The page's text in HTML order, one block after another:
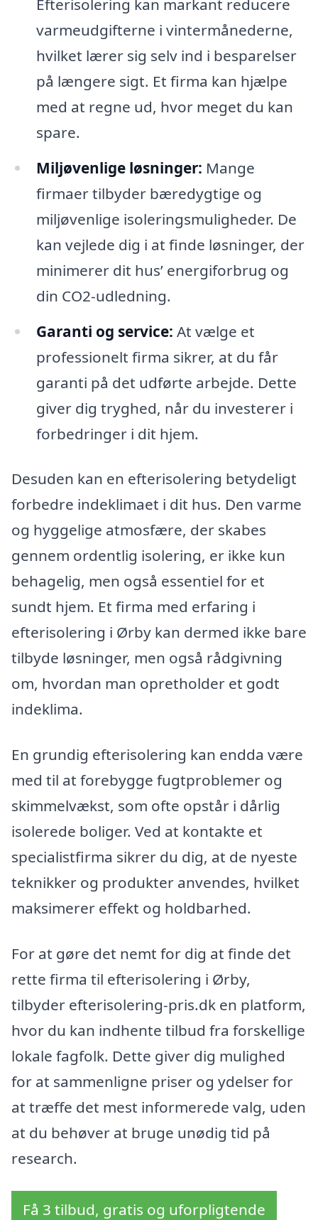
Efterisolering kan markant reducere
varmeudgifterne i vintermånederne,
hvilket lærer sig selv ind i besparelser
på længere sigt. Et firma kan hjælpe
med at regne ud, hvor meget du kan
spare.
Miljøvenlige løsninger: Mange
firmaer tilbyder bæredygtige og
miljøvenlige isoleringsmuligheder. De
kan vejlede dig i at finde løsninger, der
minimerer dit hus’ energiforbrug og
din CO2-udledning.
Garanti og service: At vælge et
professionelt firma sikrer, at du får
garanti på det udførte arbejde. Dette
giver dig tryghed, når du investerer i
forbedringer i dit hjem.
Desuden kan en efterisolering betydeligt
forbedre indeklimaet i dit hus. Den varme
og hyggelige atmosfære, der skabes
gennem ordentlig isolering, er ikke kun
behagelig, men også essentiel for et
sundt hjem. Et firma med erfaring i
efterisolering i Ørby kan dermed ikke bare
tilbyde løsninger, men også rådgivning
om, hvordan man opretholder et godt
indeklima.
En grundig efterisolering kan endda være
med til at forebygge fugtproblemer og
skimmelvækst, som ofte opstår i dårlig
isolerede boliger. Ved at kontakte et
specialistfirma sikrer du dig, at de nyeste
teknikker og produkter anvendes, hvilket
maksimerer effekt og holdbarhed.
For at gøre det nemt for dig at finde det
rette firma til efterisolering i Ørby,
tilbyder efterisolering-pris.dk en platform,
hvor du kan indhente tilbud fra forskellige
lokale fagfolk. Dette giver dig mulighed
for at sammenligne priser og ydelser for
at træffe det mest informerede valg, uden
at du behøver at bruge unødig tid på
research.
Få 3 tilbud, gratis og uforpligtende